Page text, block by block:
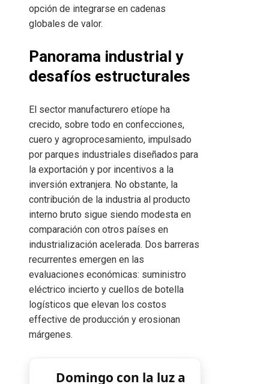
opción de integrarse en cadenas
globales de valor.
Panorama industrial y
desafíos estructurales
El sector manufacturero etíope ha
crecido, sobre todo en confecciones,
cuero y agroprocesamiento, impulsado
por parques industriales diseñados para
la exportación y por incentivos a la
inversión extranjera. No obstante, la
contribución de la industria al producto
interno bruto sigue siendo modesta en
comparación con otros países en
industrialización acelerada. Dos barreras
recurrentes emergen en las
evaluaciones económicas: suministro
eléctrico incierto y cuellos de botella
logísticos que elevan los costos
effective de producción y erosionan
márgenes.
Domingo con la luz a